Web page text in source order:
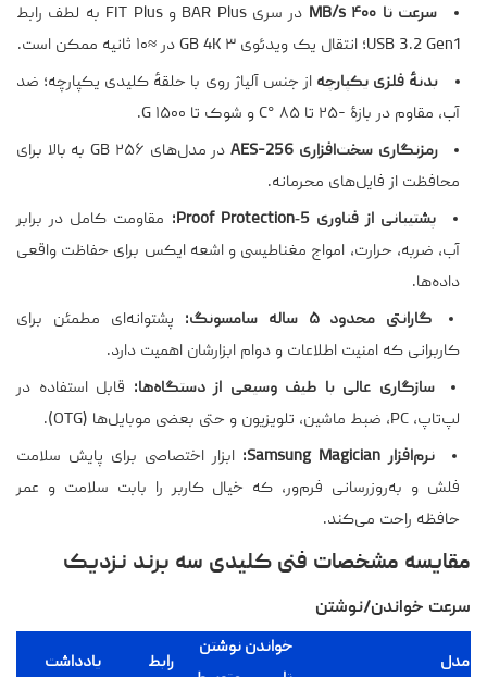
سرعت تا ۴۰۰ MB/s
در سری BAR Plus و FIT Plus به لطف رابط
USB 3.2 Gen1؛ انتقال یک ویدئوی ۳ GB 4K در ≈۱۰ ثانیه ممکن است.
بدنهٔ فلزی یکپارچه از جنس آلیاژ روی با حلقهٔ کلیدی یکپارچه؛ ضد
آب، مقاوم در بازهٔ -۲۵ تا ۸۵ °C و شوک تا ۱۵۰۰ G.
رمزنگاری سخت‌افزاری AES-256
در مدل‌های ۲۵۶ GB به بالا برای
محافظت از فایل‌های محرمانه.
پشتیبانی از فناوری 5‑Proof Protection:
مقاومت کامل در برابر
آب، ضربه، حرارت، امواج مغناطیسی و اشعه ایکس برای حفاظت واقعی
داده‌ها.
گارانتی محدود ۵ ساله سامسونگ:
پشتوانه‌ای مطمئن برای
کاربرانی که امنیت اطلاعات و دوام ابزارشان اهمیت دارد.
سازگاری عالی با طیف وسیعی از دستگاه‌ها: قابل استفاده در
لپ‌تاپ، PC، ضبط ماشین، تلویزیون و حتی بعضی موبایل‌ها (OTG).
نرم‌افزار Samsung Magician:
ابزار اختصاصی برای پایش سلامت
فلش و به‌روزرسانی فرم‌ور، که خیال کاربر را بابت سلامت و عمر
حافظه راحت می‌کند.
مقایسه مشخصات فنی کلیدی سه برند نزدیک
سرعت خواندن/نوشتن
مدل
خواندن نوشتن
رابط یادداشت